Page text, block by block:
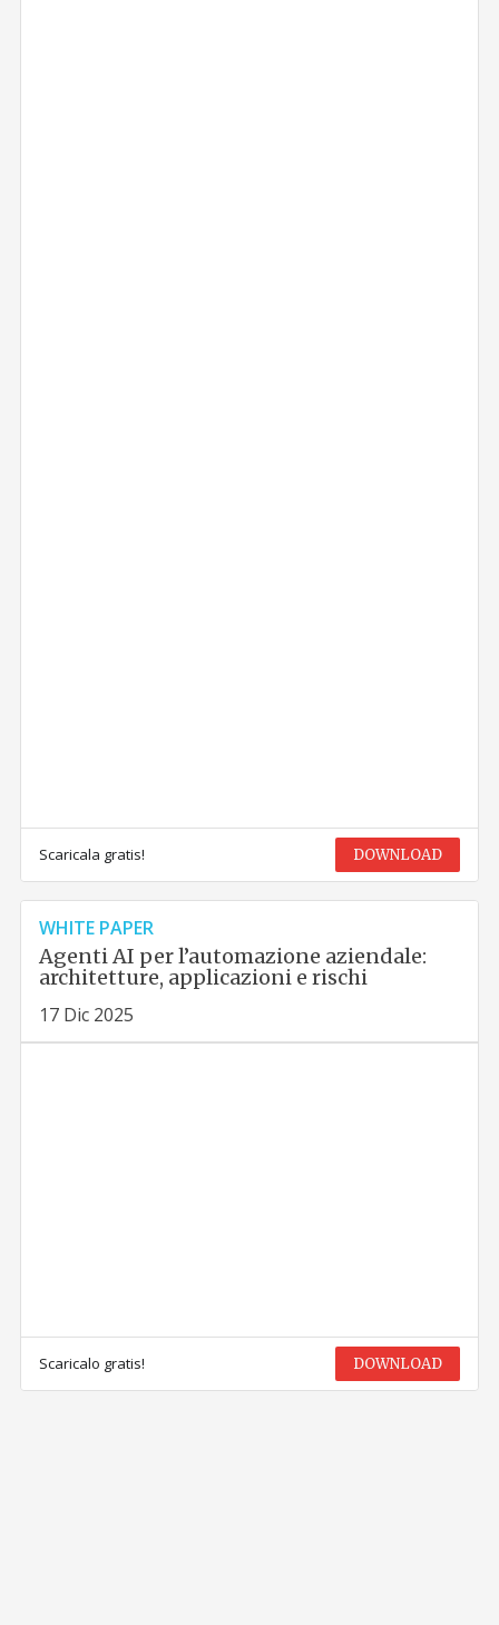
Scaricala gratis! DOWNLOAD
WHITE PAPER
Agenti AI per l’automazione aziendale:
architetture, applicazioni e rischi
17 Dic 2025
Scaricalo gratis! DOWNLOAD